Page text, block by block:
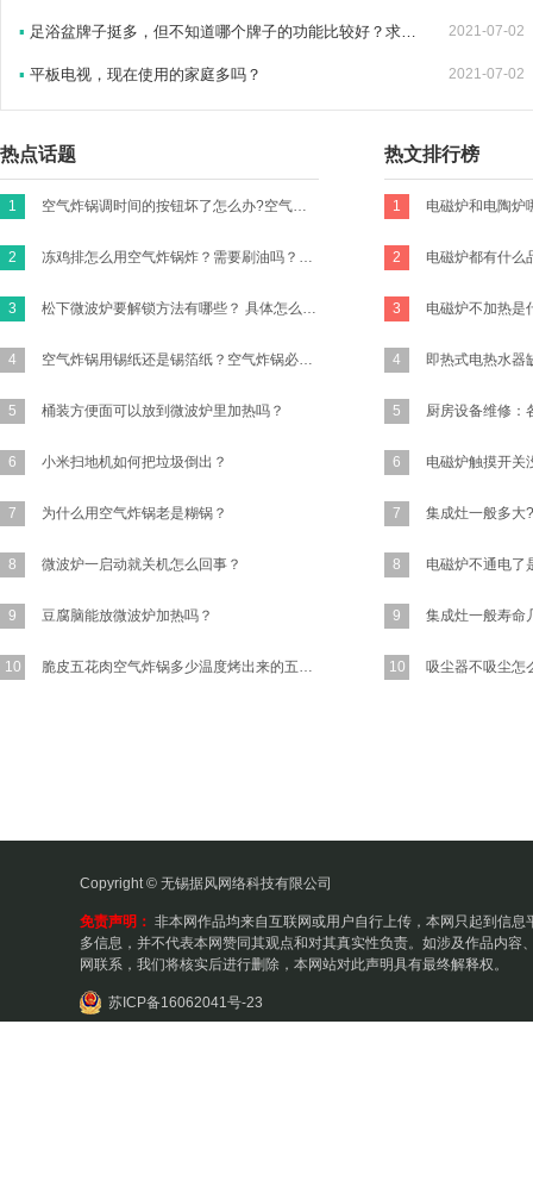
▪ 足浴盆牌子挺多，但不知道哪个牌子的功能比较好？求推荐 2021-07-02
▪ 平板电视，现在使用的家庭多吗？ 2021-07-02
热点话题
1 空气炸锅调时间的按钮坏了怎么办?空气炸锅的时间转扭不归零咋办？
2 冻鸡排怎么用空气炸锅炸？需要刷油吗？怎么做才好吃有味道？买新鲜的鸡胸肉的话怎么做？
3 松下微波炉要解锁方法有哪些？ 具体怎么操作？
4 空气炸锅用锡纸还是锡箔纸？空气炸锅必须要放锡纸吗?
5 桶装方便面可以放到微波炉里加热吗？
6 小米扫地机如何把垃圾倒出？
7 为什么用空气炸锅老是糊锅？
8 微波炉一启动就关机怎么回事？
9 豆腐脑能放微波炉加热吗？
10 脆皮五花肉空气炸锅多少温度烤出来的五花肉又香又脆？
热文排行榜
1
2
3 电磁炉不加热是
4
5
6
7 集成灶一般多大
8
9
10
Copyright © 无锡据风网络科技有限公司
免责声明： 非本网作品均来自互联网或用户自行上传，本网只起到信息
多信息，并不代表本网赞同其观点和对其真实性负责。如涉及作品内容
网联系，我们将核实后进行删除，本网站对此声明具有最终解释权。
苏ICP备16062041号-23